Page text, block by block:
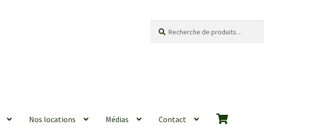
pour :
Nos locations Médias Contact